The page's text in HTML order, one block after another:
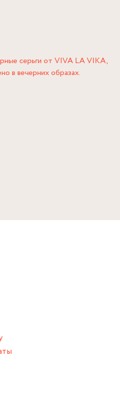
серьги от VIVA LA VIKA,
в вечерних образах.